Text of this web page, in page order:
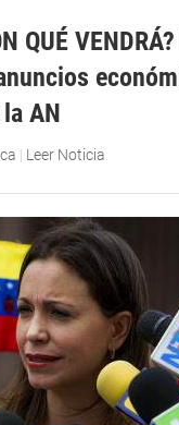
QUÉ
AN
| Leer Noticia